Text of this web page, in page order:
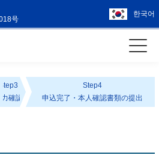
号
한국어
Step3
確認
Step4
申込完了・本人確認書類の提出